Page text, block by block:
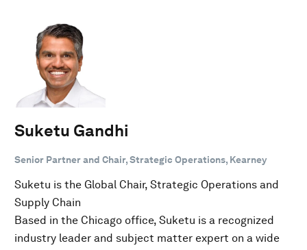
Suketu Gandhi
Senior Partner and Chair, Strategic Operations, Kearney
Suketu is the Global Chair, Strategic Operations and
Supply Chain
Based in the Chicago office, Suketu is a recognized
industry leader and subject matter expert on a wide